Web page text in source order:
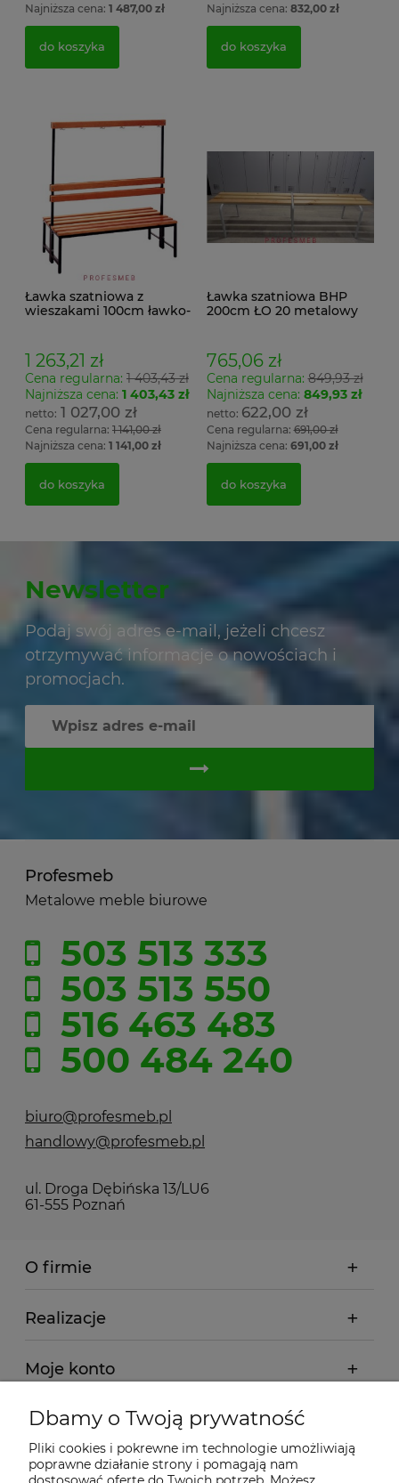
Najniższa cena: 1 487,00 zł
do koszyka
Najniższa cena: 832,00 zł
do koszyka
Ławka szatniowa z
wieszakami 100cm ławko-
1 263,21 zł
Cena regularna: 1 403,43 zł
Najniższa cena: 1 403,43 zł
1 027,00 zł
Cena regularna: 1 141,00 zł
Najniższa cena: 1 141,00 zł
do koszyka
Ławka szatniowa BHP
200cm ŁO 20 metalowy
765,06 zł
Cena regularna:849,93 zł
Najniższa cena: 849,93 zł
622,00 zł
Cena regularna:691,00 zł
Najniższa cena: 691,00 zł
do koszyka
Newsletter
Podaj swój adres e-mail, jeżeli chcesz
otrzymywać informacje o nowościach i
promocjach.
Profesmeb
Metalowe meble biurowe
503 513 333
503 513 550
516 463 483
500 484 240
biuro@profesmeb.pl
handlowy@profesmeb.pl
ul. Droga Dębińska 13/LU6
61-555 Poznań
O firmie
Realizacje
Moje konto
Regulamin
Dostawa - realizacja
Dbamy o Twoją prywatność
Pliki cookies i pokrewne im technologie umożliwiają
poprawne działanie strony i pomagają nam